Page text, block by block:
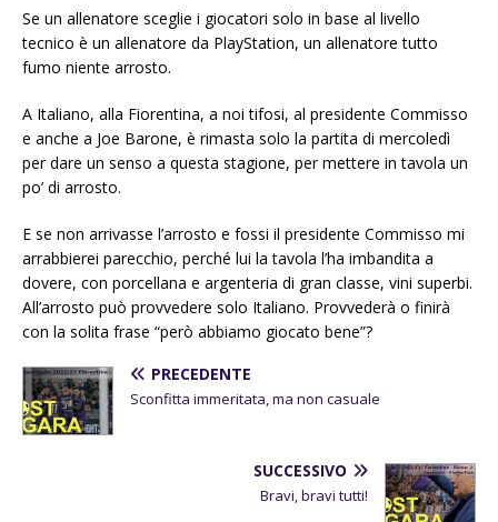
Se un allenatore sceglie i giocatori solo in base al livello
tecnico è un allenatore da PlayStation, un allenatore tutto
fumo niente arrosto.
A Italiano, alla Fiorentina, a noi tifosi, al presidente Commisso
e anche a Joe Barone, è rimasta solo la partita di mercoledì
per dare un senso a questa stagione, per mettere in tavola un
po’ di arrosto.
E se non arrivasse l’arrosto e fossi il presidente Commisso mi
arrabbierei parecchio, perché lui la tavola l’ha imbandita a
dovere, con porcellana e argenteria di gran classe, vini superbi.
All’arrosto può provvedere solo Italiano. Provvederà o finirà
con la solita frase “però abbiamo giocato bene”?
PRECEDENTE
Sconfitta immeritata, ma non casuale
SUCCESSIVO
Bravi, bravi tutti!